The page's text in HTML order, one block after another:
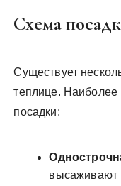
Схема
Существует
теплице.
посадки:
высаживают